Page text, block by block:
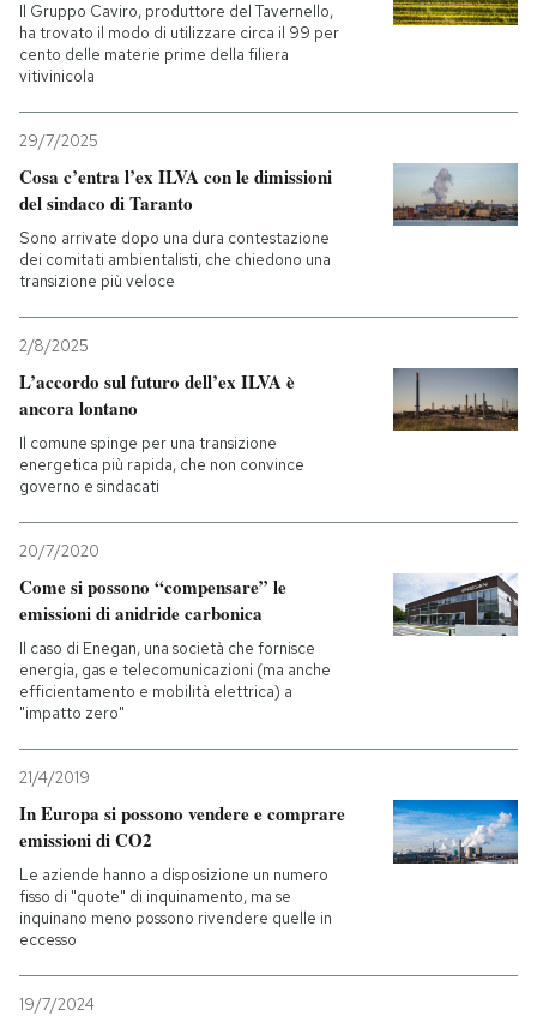
Il Gruppo Caviro, produttore del Tavernello,
ha trovato il modo di utilizzare circa il 99 per
cento delle materie prime della filiera
vitivinicola
29/7/2025
Cosa c’entra l’ex ILVA con le dimissioni
del sindaco di Taranto
Sono arrivate dopo una dura contestazione
dei comitati ambientalisti, che chiedono una
transizione più veloce
2/8/2025
L’accordo sul futuro dell’ex ILVA è
ancora lontano
Il comune spinge per una transizione
energetica più rapida, che non convince
governo e sindacati
20/7/2020
Come si possono “compensare” le
emissioni di anidride carbonica
Il caso di Enegan, una società che fornisce
energia, gas e telecomunicazioni (ma anche
efficientamento e mobilità elettrica) a
"impatto zero"
21/4/2019
In Europa si possono vendere e comprare
emissioni di CO2
Le aziende hanno a disposizione un numero
fisso di "quote" di inquinamento, ma se
inquinano meno possono rivendere quelle in
eccesso
19/7/2024